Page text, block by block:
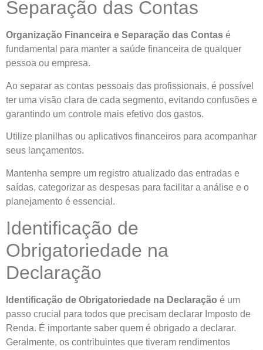
Separação das Contas
Organização Financeira e Separação das Contas é
fundamental para manter a saúde financeira de qualquer
pessoa ou empresa.
Ao separar as contas pessoais das profissionais, é possível
ter uma visão clara de cada segmento, evitando confusões e
garantindo um controle mais efetivo dos gastos.
Utilize planilhas ou aplicativos financeiros para acompanhar
seus lançamentos.
Mantenha sempre um registro atualizado das entradas e
saídas, categorizar as despesas para facilitar a análise e o
planejamento é essencial.
Identificação de
Obrigatoriedade na
Declaração
Identificação de Obrigatoriedade na Declaração é um
passo crucial para todos que precisam declarar Imposto de
Renda. É importante saber quem é obrigado a declarar.
Geralmente, os contribuintes que tiveram rendimentos